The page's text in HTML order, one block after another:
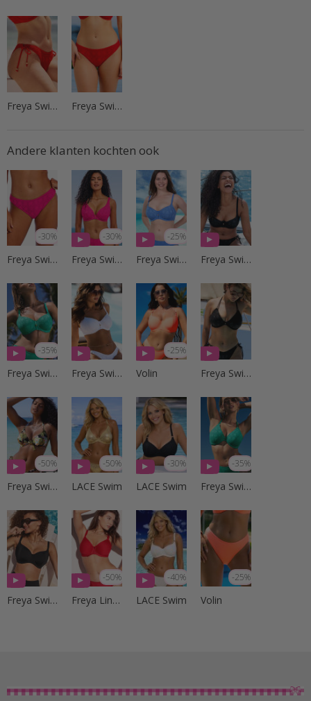
Freya Swim Freya Swim
Andere klanten kochten ook
-30%
Freya Swim
-30%
Freya Swim
-25%
Freya Swim Freya Swim
-35%
Freya Swim Freya Swim
-25%
Volin Freya Swim
-50%
Freya Swim
-50%
LACE Swim
-30%
LACE Swim
-35%
Freya Swim
Freya Swim
-50%
Freya Lingerie
-40%
LACE Swim
-25%
Volin